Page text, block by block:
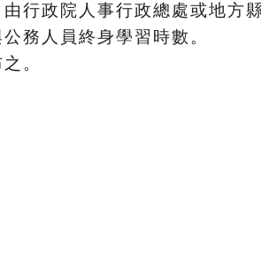
行政院人事行政總處或地方
務人員終身學習時數。
。